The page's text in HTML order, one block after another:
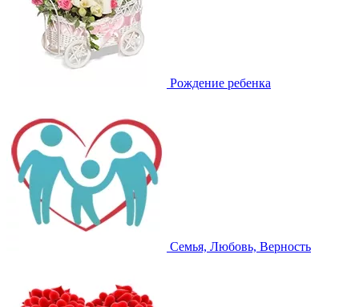
Рождение ребенка
Семья, Любовь, Верность